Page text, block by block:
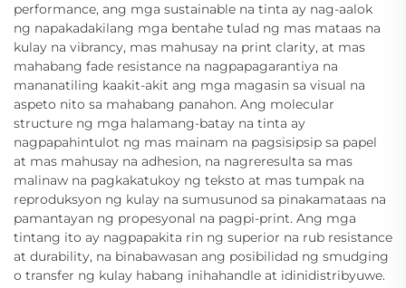
performance, ang mga sustainable na tinta ay nag-aalok
ng napakadakilang mga bentahe tulad ng mas mataas na
kulay na vibrancy, mas mahusay na print clarity, at mas
mahabang fade resistance na nagpapagarantiya na
mananatiling kaakit-akit ang mga magasin sa visual na
aspeto nito sa mahabang panahon. Ang molecular
structure ng mga halamang-batay na tinta ay
nagpapahintulot ng mas mainam na pagsisipsip sa papel
at mas mahusay na adhesion, na nagreresulta sa mas
malinaw na pagkakatukoy ng teksto at mas tumpak na
reproduksyon ng kulay na sumusunod sa pinakamataas na
pamantayan ng propesyonal na pagpi-print. Ang mga
tintang ito ay nagpapakita rin ng superior na rub resistance
at durability, na binabawasan ang posibilidad ng smudging
o transfer ng kulay habang inihahandle at idinidistribyuwe.